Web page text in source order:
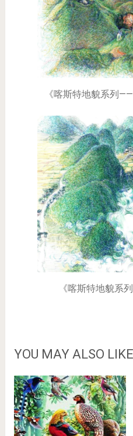
《喀斯特地貌系列
《喀斯特地貌系
YOU MAY ALSO LIKE